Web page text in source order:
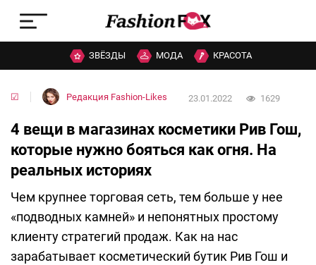
ЗВЁЗДЫ МОДА КРАСОТА
☑ Редакция Fashion-Likes 23.01.2022 1629
4 вещи в магазинах косметики Рив Гош,
которые нужно бояться как огня. На
реальных историях
Чем крупнее торговая сеть, тем больше у нее
«подводных камней» и непонятных простому
клиенту стратегий продаж. Как на нас
зарабатывает косметический бутик Рив Гош и